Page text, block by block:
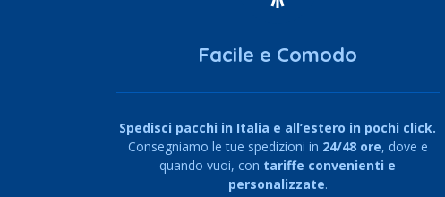
Facile e Comodo
Spedisci pacchi in Italia e all’estero in pochi click.
Consegniamo le tue spedizioni in 24/48 ore, dove e
quando vuoi, con tariffe convenienti e
personalizzate.